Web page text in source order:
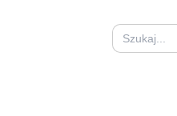
Search
for: